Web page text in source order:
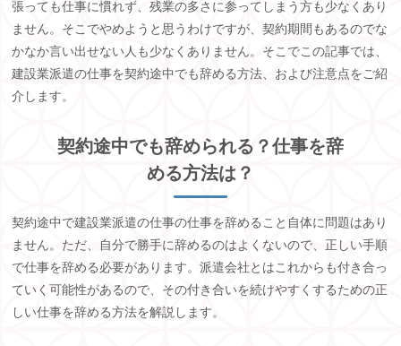
張っても仕事に慣れず、残業の多さに参ってしまう方も少なくあり
ません。そこでやめようと思うわけですが、契約期間もあるのでな
かなか言い出せない人も少なくありません。そこでこの記事では、
建設業派遣の仕事を契約途中でも辞める方法、および注意点をご紹
介します。
契約途中でも辞められる？仕事を辞
める方法は？
契約途中で建設業派遣の仕事の仕事を辞めること自体に問題はあり
ません。ただ、自分で勝手に辞めるのはよくないので、正しい手順
で仕事を辞める必要があります。派遣会社とはこれからも付き合っ
ていく可能性があるので、その付き合いを続けやすくするための正
しい仕事を辞める方法を解説します。